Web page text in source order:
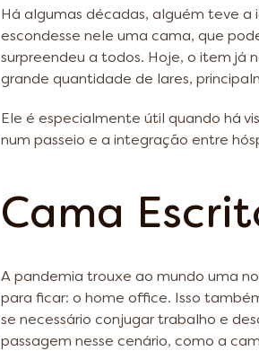
Há algumas décadas, alguém teve a
escondesse nele uma cama, que
surpreendeu a todos. Hoje, o item já
grande quantidade de lares,
Ele é especialmente útil quando há
num passeio e a integração entre
Cama
A pandemia trouxe ao mundo uma
para ficar: o home office. Isso
se necessário conjugar trabalho e
passagem nesse cenário, como a